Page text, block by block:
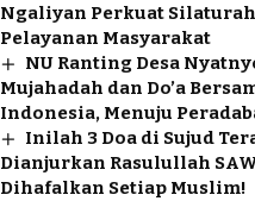
Ngaliyan Perkuat
Pelayanan Masyarakat
NU Ranting Desa
Mujahadah dan Do’a
Indonesia, Menuju
Inilah 3 Doa di Sujud
Dianjurkan Rasulullah
Dihafalkan Setiap Muslim!